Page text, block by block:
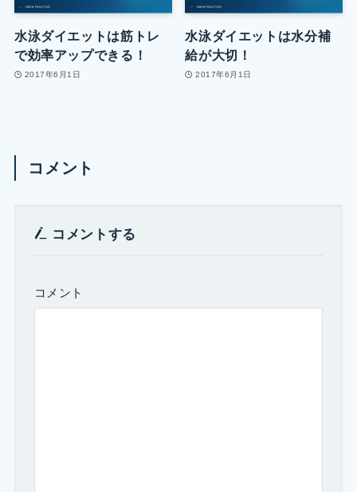
水泳ダイエットは筋トレ
で効率アップできる！
2017年6月1日
水泳ダイエットは水分補
給が大切！
2017年6月1日
コメント
コメントする
コメント